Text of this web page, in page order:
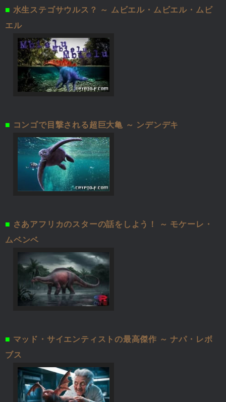
■ 水生ステゴサウルス？ ～ ムビエル・ムビエル・ムビ
エル
■ コンゴで目撃される超巨大亀 ～ ンデンデキ
■ さあアフリカのスターの話をしよう！ ～ モケーレ・
ムベンベ
■ マッド・サイエンティストの最高傑作 ～ ナパ・レボ
ブス